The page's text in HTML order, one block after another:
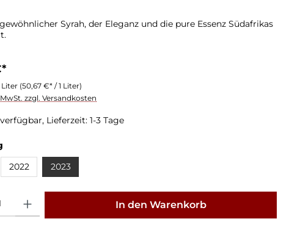
Syrah, der Eleganz und die pure Essenz Südafrikas
Liter (50,67 €* / 1 Liter)
zzgl. Versandkosten
Lieferzeit: 1-3 Tage
2022 2023
In den Warenkorb